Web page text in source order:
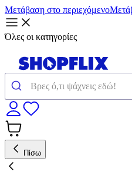
Μετάβαση στο περιεχόμενο
Όλες οι κατηγορίες
Πίσω